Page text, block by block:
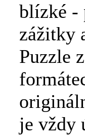
blízké -
zážitky
Puzzle
je vždy